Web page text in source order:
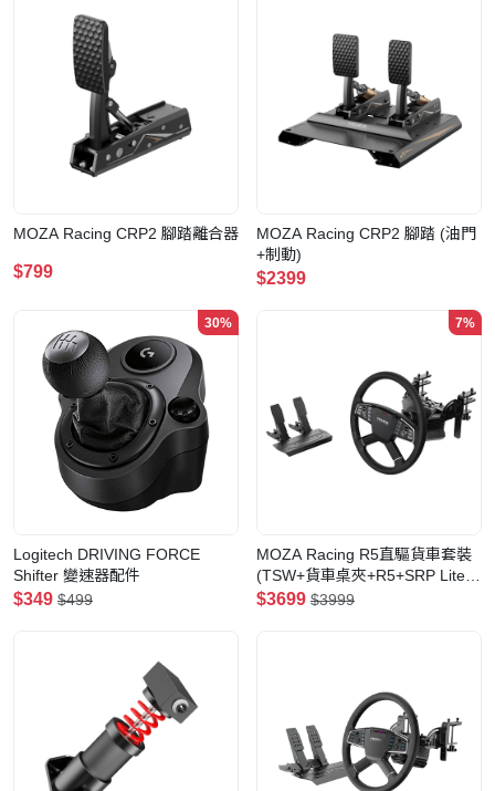
MOZA Racing CRP2 腳踏離合器
$799
MOZA Racing CRP2 腳踏 (油門
+制動)
$2399
30%
Logitech DRIVING FORCE
Shifter 變速器配件
$349 $499
7%
MOZA Racing R5直驅貨車套裝
(TSW+貨車桌夾+R5+SRP Lite兩
腳踏)
$3699 $3999